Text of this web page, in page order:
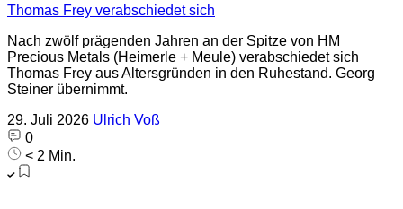
Thomas Frey verabschiedet sich
Nach zwölf prägenden Jahren an der Spitze von HM
Precious Metals (Heimerle + Meule) verabschiedet sich
Thomas Frey aus Altersgründen in den Ruhestand. Georg
Steiner übernimmt.
29. Juli 2026 Ulrich Voß
0
< 2 Min.